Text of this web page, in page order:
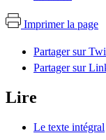
Imprimer la page
Partager sur
Partager sur
Lire
Le texte intégral